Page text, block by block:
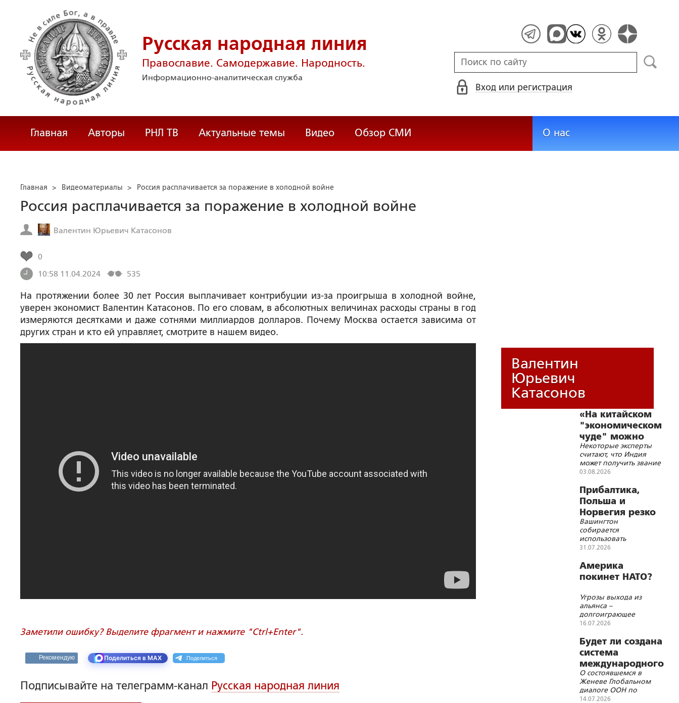
Русская народная линия
Православие. Самодержавие. Народность.
Информационно-аналитическая служба
Вход или регистрация
Главная Авторы РНЛ ТВ Актуальные темы Видео Обзор СМИ О нас
Главная > Видеоматериалы > Россия расплачивается за поражение в холодной войне
Россия расплачивается за поражение в холодной войне
Валентин Юрьевич Катасонов
0
10:58 11.04.2024
535
На протяжении более 30 лет Россия выплачивает контрибуции из-за проигрыша в холодной войне,
уверен экономист Валентин Катасонов. По его словам, в абсолютных величинах расходы страны в год
измеряются десятками и даже сотнями миллиардов долларов. Почему Москва остается зависима от
других стран и кто ей управляет, смотрите в нашем видео.
Заметили ошибку? Выделите фрагмент и нажмите "Ctrl+Enter".
Рекомендую Поделиться в MAX Поделиться
Подписывайте на телеграмм-канал Русская народная линия
Валентин
Юрьевич
Катасонов
«На китайском
"экономическом
чуде" можно
поставить
точку»
Некоторые эксперты
считают, что Индия
может получить звание
«локомотива мировой
03.08.2026
Прибалтика,
Польша и
Норвегия резко
ускорили
милитаризацию
Вашингтон
собирается
использовать
европейских
качестве ударного
кулака против России
31.07.2026
Америка
покинет НАТО?
Угрозы выхода из
альянса –
долгоиграющее
средство шантажа
16.07.2026
Будет ли создана
система
международного
регулирования
ИИ?
О состоявшемся в
Женеве Глобальном
диалоге ООН по
вопросам управления
14.07.2026